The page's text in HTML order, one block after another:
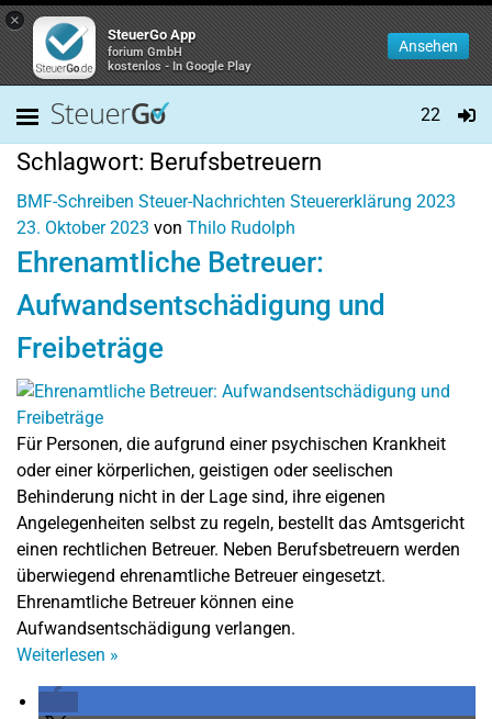
×
SteuerGo App
forium GmbH
kostenlos - In Google Play
Ansehen
22
Schlagwort: Berufsbetreuern
BMF-Schreiben Steuer-Nachrichten Steuererklärung 2023
23. Oktober 2023 von Thilo Rudolph
Ehrenamtliche Betreuer:
Aufwandsentschädigung und
Freibeträge
Für Personen, die aufgrund einer psychischen Krankheit
oder einer körperlichen, geistigen oder seelischen
Behinderung nicht in der Lage sind, ihre eigenen
Angelegenheiten selbst zu regeln, bestellt das Amtsgericht
einen rechtlichen Betreuer. Neben Berufsbetreuern werden
überwiegend ehrenamtliche Betreuer eingesetzt.
Ehrenamtliche Betreuer können eine
Aufwandsentschädigung verlangen.
Weiterlesen »